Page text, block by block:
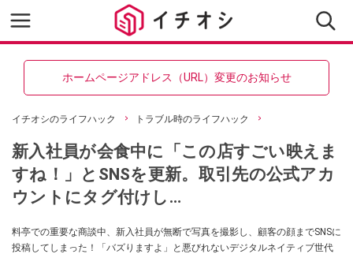
ホームページアドレス（URL）変更のお知らせ
イチオシのライフハック トラブル時のライフハック
新入社員が会食中に「この店すごい映えま
すね！」とSNSを更新。取引先の公式アカ
ウントにタグ付けし…
料亭での重要な商談中、新入社員が無断で写真を撮影し、顧客の顔までSNSに
投稿してしまった！「バズりますよ」と悪びれないデジタルネイティブ世代